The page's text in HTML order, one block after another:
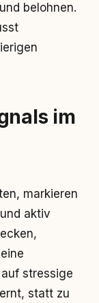
und belohnen.
im
markieren
aktiv
stressige
statt zu